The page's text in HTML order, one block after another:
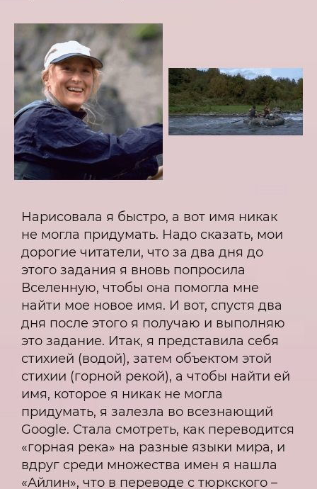
Нарисовала я быстро, а вот имя никак
не могла придумать. Надо сказать, мои
дорогие читатели, что за два дня до
этого задания я вновь попросила
Вселенную, чтобы она помогла мне
найти мое новое имя. И вот, спустя два
дня после этого я получаю и выполняю
это задание. Итак, я представила себя
стихией (водой), затем объектом этой
стихии (горной рекой), а чтобы найти ей
имя, которое я никак не могла
придумать, я залезла во всезнающий
Google. Стала смотреть, как переводится
«горная река» на разные языки мира, и
вдруг среди множества имен я нашла
«Айлин», что в переводе с тюркского –